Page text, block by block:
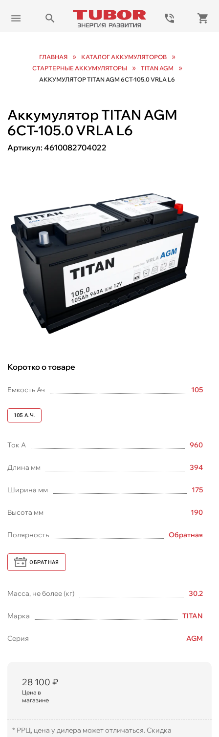
ГЛАВНАЯ » КАТАЛОГ АККУМУЛЯТОРОВ »
СТАРТЕРНЫЕ АККУМУЛЯТОРЫ » TITAN AGM »
АККУМУЛЯТОР TITAN AGM 6СТ-105.0 VRLA L6
Аккумулятор TITAN AGM
6СТ-105.0 VRLA L6
Артикул: 4610082704022
Коротко о товаре
Емкость Ач 105
105 А.Ч.
Ток А 960
Длина мм 394
Ширина мм 175
Высота мм 190
Полярность Обратная
ОБРАТНАЯ
Масса, не более (кг) 30.2
Марка TITAN
Серия AGM
28 100 ₽
Цена в
магазине
* РРЦ, цена у дилера может отличаться. Скидка